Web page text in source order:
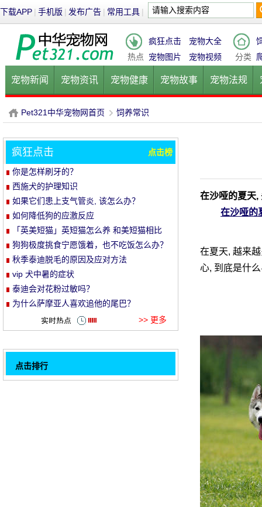
下载APP | 手机版 | 发布广告 | 常用工具 |
热点
疯狂点击
宠物大全
宠物图片
宠物视频 分类
宠物新闻 宠物资讯 宠物健康 宠物故事 宠物法规
健康饮食 宠物美容 宠物医院
P
et
Pet321中华宠物网首页
›
饲养常识
在沙哑的夏天,
在沙哑的
在夏天, 越来
心, 到底是什
疯狂点击 点击榜
你是怎样刷牙的？
西施犬的护理知识
如果它们患上支气管炎, 该怎么办？
如何降低狗的应激反应
「英美短猫」英短猫怎么养 和美短猫相比
养哪种比较好呢
狗狗极度挑食宁愿饿着，也不吃饭怎么办？
教你五招轻松解决！
秋季泰迪脱毛的原因及应对方法
vip 犬中暑的症状
泰迪会对花粉过敏吗？
为什么萨摩亚人喜欢追他的尾巴？
>> 更多
点击排行